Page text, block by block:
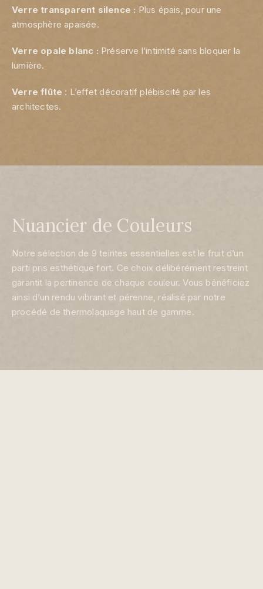
Verre transparent silence : Plus épais, pour une
atmosphère apaisée.
Verre opale blanc : Préserve l’intimité sans bloquer la
lumière.
Verre flûte : L’effet décoratif plébiscité par les
architectes.
Nuancier de Couleurs
Notre sélection de 9 teintes essentielles est le fruit d’un
parti pris esthétique fort. Ce choix délibérément restreint
garantit la pertinence de chaque couleur. Vous bénéficiez
ainsi d’un rendu vibrant et pérenne, réalisé par notre
procédé de thermolaquage haut de gamme.